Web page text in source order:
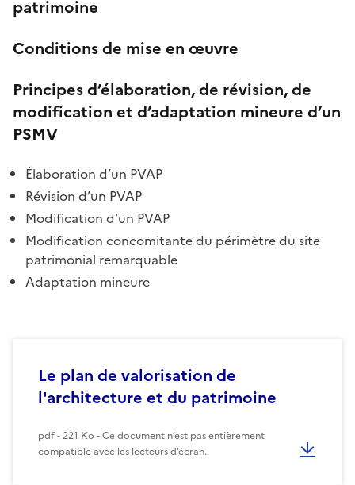
patrimoine
Conditions de mise en œuvre
Principes d’élaboration, de révision, de
modification et d’adaptation mineure d’un
PSMV
Élaboration d’un PVAP
Révision d’un PVAP
Modification d’un PVAP
Modification concomitante du périmètre du site
patrimonial remarquable
Adaptation mineure
Le plan de valorisation de
l'architecture et du patrimoine
pdf - 221 Ko - Ce document n’est pas entièrement
compatible avec les lecteurs d’écran.